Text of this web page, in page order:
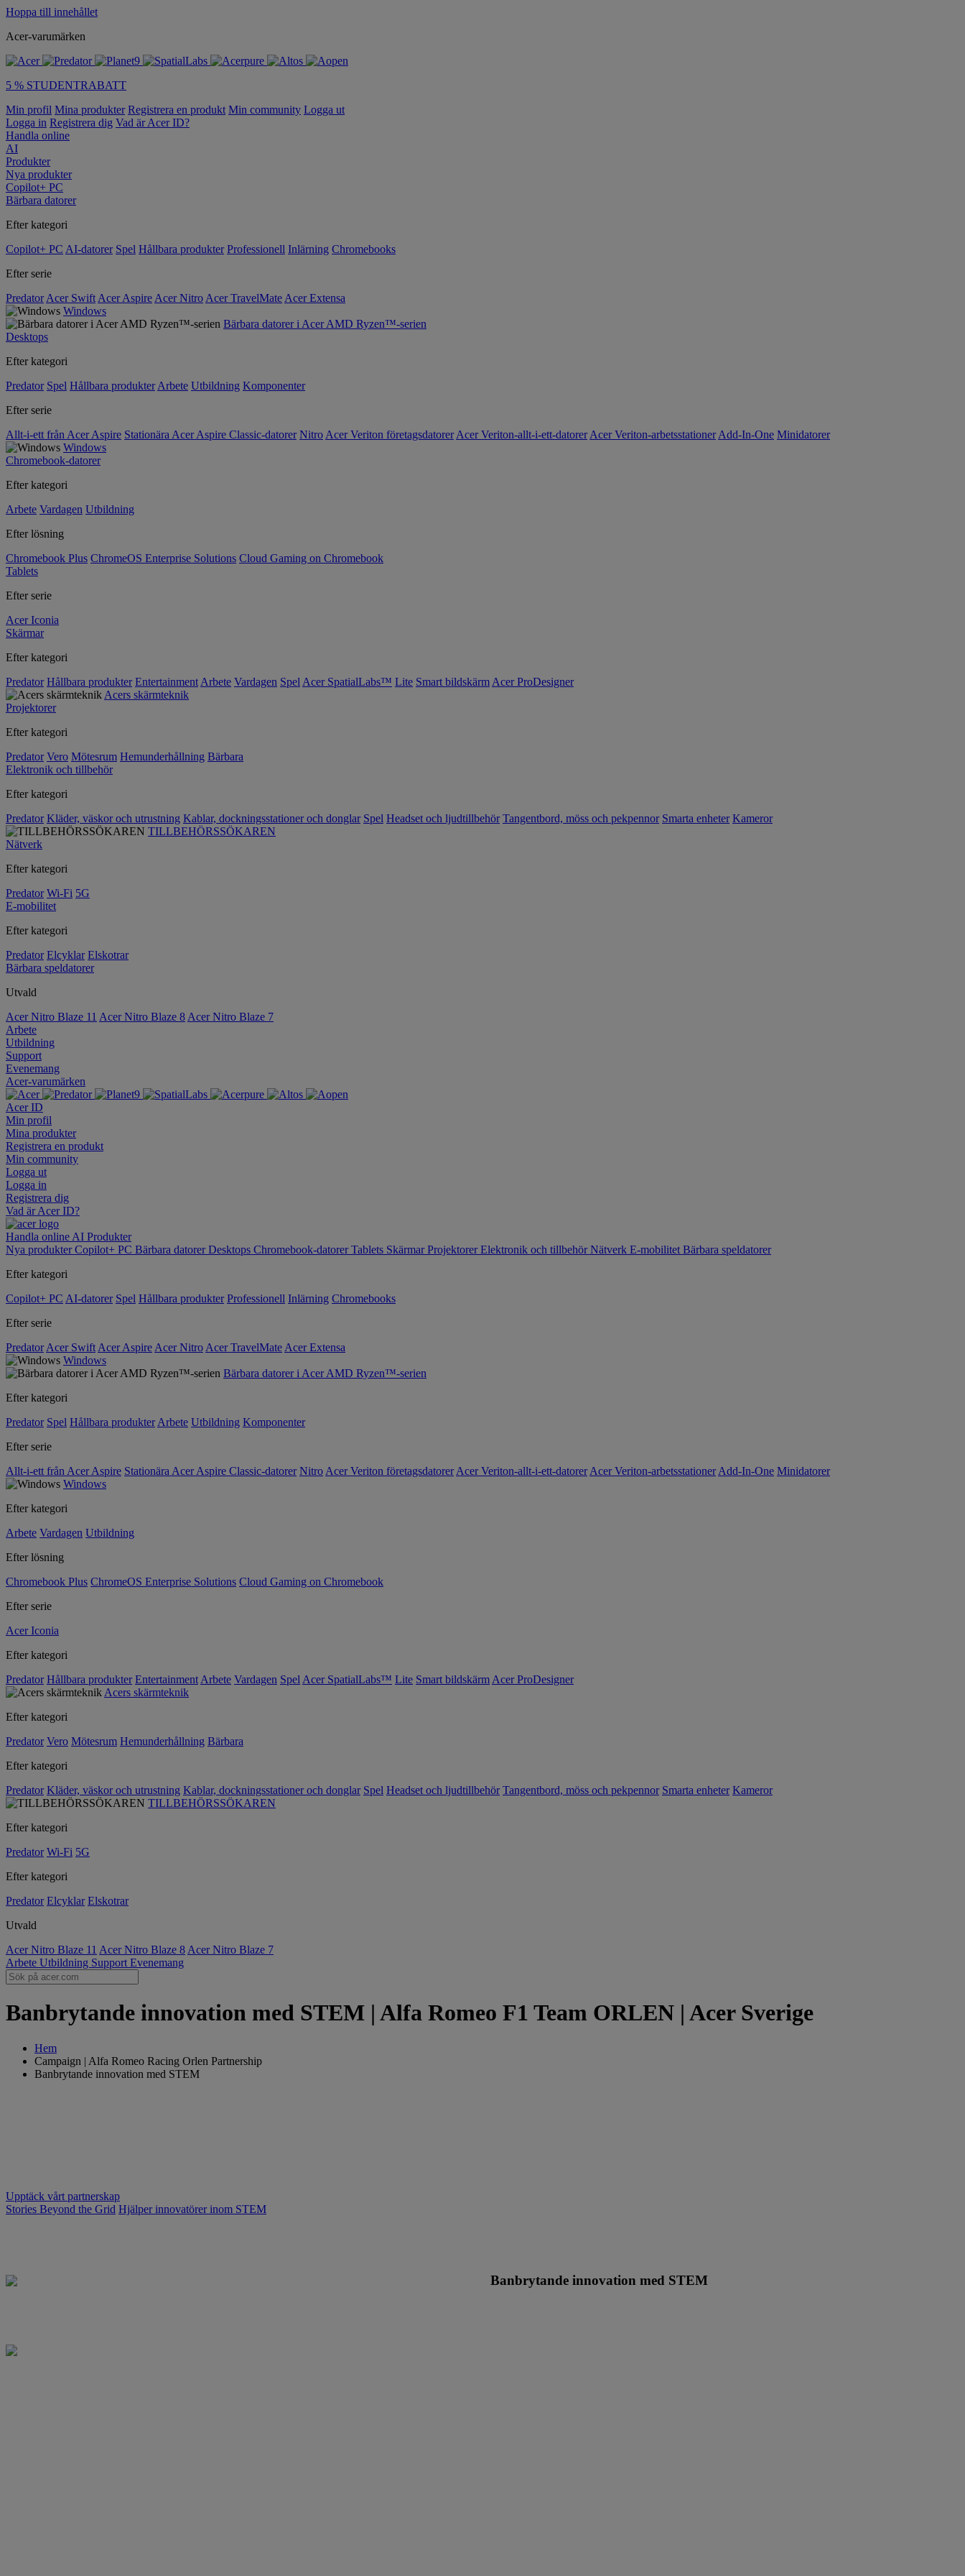
Hoppa till innehållet
Acer-varumärken
5 % STUDENTRABATT
Min profil Mina produkter Registrera en produkt Min community Logga ut
Logga in Registrera dig Vad är Acer ID?
Handla online
AI
Produkter
Nya produkter
Copilot+ PC
Bärbara datorer
Efter kategori
Copilot+ PC AI-datorer Spel Hållbara produkter Professionell Inlärning Chromebooks
Efter serie
Predator Acer Swift Acer Aspire Acer Nitro Acer TravelMate Acer Extensa
Windows
Bärbara datorer i Acer AMD Ryzen™-serien
Desktops
Efter kategori
Predator Spel Hållbara produkter Arbete Utbildning Komponenter
Efter serie
Allt-i-ett från Acer Aspire Stationära Acer Aspire Classic-datorer Nitro Acer Veriton företagsdatorer Acer Veriton-allt-i-ett-datorer Acer Veriton-arbetsstationer Add-In-One Minidatorer
Windows
Chromebook-datorer
Efter kategori
Arbete Vardagen Utbildning
Efter lösning
Chromebook Plus ChromeOS Enterprise Solutions Cloud Gaming on Chromebook
Tablets
Efter serie
Acer Iconia
Skärmar
Efter kategori
Predator Hållbara produkter Entertainment Arbete Vardagen Spel Acer SpatialLabs™ Lite Smart bildskärm Acer ProDesigner
Acers skärmteknik
Projektorer
Efter kategori
Predator Vero Mötesrum Hemunderhållning Bärbara
Elektronik och tillbehör
Efter kategori
Predator Kläder, väskor och utrustning Kablar, dockningsstationer och donglar Spel Headset och ljudtillbehör Tangentbord, möss och pekpennor Smarta enheter Kameror
TILLBEHÖRSSÖKAREN
Nätverk
Efter kategori
Predator Wi-Fi 5G
E-mobilitet
Efter kategori
Predator Elcyklar Elskotrar
Bärbara speldatorer
Utvald
Acer Nitro Blaze 11 Acer Nitro Blaze 8 Acer Nitro Blaze 7
Arbete
Utbildning
Support
Evenemang
Acer-varumärken
Acer ID
Min profil
Mina produkter
Registrera en produkt
Min community
Logga ut
Logga in
Registrera dig
Vad är Acer ID?
Handla online AI Produkter
Nya produkterCopilot+ PC Bärbara datorerDesktops Chromebook-datorerTablets SkärmarProjektorerElektronik och tillbehörNätverk E-mobilitet Bärbara speldatorer
Efter kategori
Copilot+ PC AI-datorer Spel Hållbara produkter Professionell Inlärning Chromebooks
Efter serie
Predator Acer Swift Acer Aspire Acer Nitro Acer TravelMate Acer Extensa
Windows
Bärbara datorer i Acer AMD Ryzen™-serien
Efter kategori
Predator Spel Hållbara produkter Arbete Utbildning Komponenter
Efter serie
Allt-i-ett från Acer Aspire Stationära Acer Aspire Classic-datorer Nitro Acer Veriton företagsdatorer Acer Veriton-allt-i-ett-datorer Acer Veriton-arbetsstationer Add-In-One Minidatorer
Windows
Efter kategori
Arbete Vardagen Utbildning
Efter lösning
Chromebook Plus ChromeOS Enterprise Solutions Cloud Gaming on Chromebook
Efter serie
Acer Iconia
Efter kategori
Predator Hållbara produkter Entertainment Arbete Vardagen Spel Acer SpatialLabs™ Lite Smart bildskärm Acer ProDesigner
Acers skärmteknik
Efter kategori
Predator Vero Mötesrum Hemunderhållning Bärbara
Efter kategori
Predator Kläder, väskor och utrustning Kablar, dockningsstationer och donglar Spel Headset och ljudtillbehör Tangentbord, möss och pekpennor Smarta enheter Kameror
TILLBEHÖRSSÖKAREN
Efter kategori
Predator Wi-Fi 5G
Efter kategori
Predator Elcyklar Elskotrar
Utvald
Acer Nitro Blaze 11 Acer Nitro Blaze 8 Acer Nitro Blaze 7
Arbete Utbildning Support Evenemang
Banbrytande innovation med STEM | Alfa Romeo F1 Team ORLEN | Acer Sverige
Hem
Campaign | Alfa Romeo Racing Orlen Partnership
Banbrytande innovation med STEM
Upptäck vårt partnerskap
Stories Beyond the Grid Hjälper innovatörer inom STEM
Banbrytande innovation med STEM